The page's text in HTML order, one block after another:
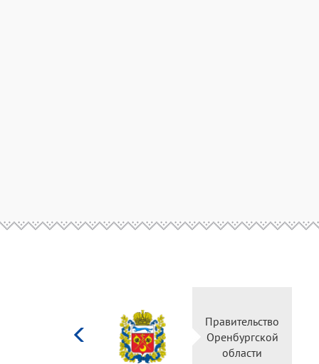
Правительство
Оренбургской
области